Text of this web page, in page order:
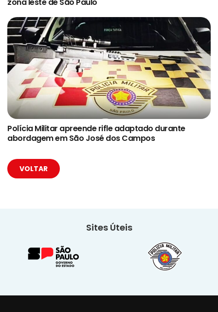
Polícia Militar apreende rifle adaptado durante
abordagem em São José dos Campos
VOLTAR
Sites Úteis